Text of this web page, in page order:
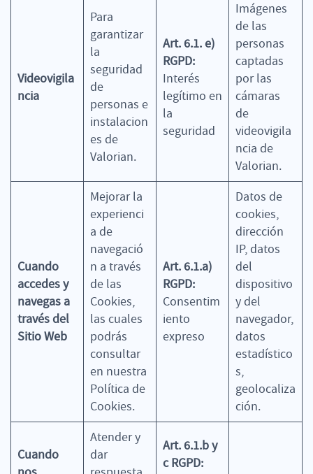
Videovigila
ncia
Para
garantizar
la
seguridad
de
personas e
instalacion
es de
Valorian.
Art. 6.1. e)
RGPD:
Interés
legítimo en
la
seguridad
Imágenes
de las
personas
captadas
por las
cámaras
de
videovigila
ncia de
Valorian.
Cuando
accedes y
navegas a
través del
Sitio Web
Mejorar la
experienci
a de
navegació
n a través
de las
Cookies,
las cuales
podrás
consultar
en nuestra
Política de
Cookies.
Art. 6.1.a)
RGPD:
Consentim
iento
expreso
Datos de
cookies,
dirección
IP, datos
del
dispositivo
y del
navegador,
datos
estadístico
s,
geolocaliza
ción.
Cuando
Atender y
dar
Art. 6.1.b y
c RGPD: